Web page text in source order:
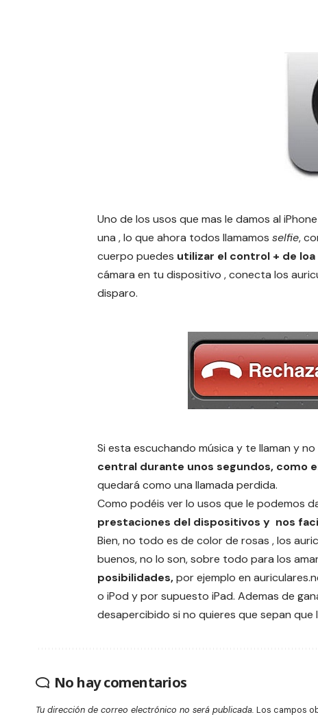
Uno de los usos que mas le damos al
una , lo que ahora todos llamamos selfie,
cuerpo puedes utilizar el control + de
cámara en tu dispositivo , conecta los
disparo.
Si esta escuchando música y te llaman y
central durante unos segundos, como
quedará como una llamada perdida.
Como podéis ver lo usos que le podemos
prestaciones del dispositivos y nos
Bien, no todo es de color de rosas , los
buenos, no lo son, sobre todo para los
posibilidades,por ejemplo en
o iPod y por supuesto iPad. Ademas de
desapercibido si no quieres que sepan que
No hay comentarios
Tu dirección de correo electrónico no será publicada. Los campos